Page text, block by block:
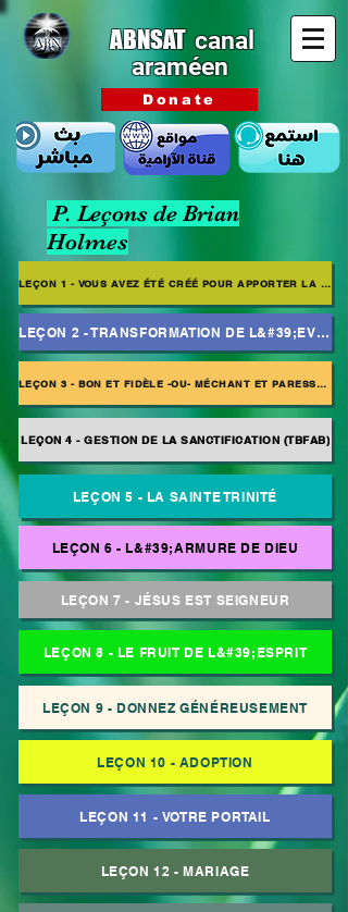
ABNSATcanal
araméen
Donate
P. Leçons de Brian
Holmes
LEÇON 1 - VOUS AVEZ ÉTÉ CRÉÉ POUR APPORTER LA GLOIRE DE DIEU
LEÇON 2 - TRANSFORMATION DE L&#39;EVANGILE
LEÇON 3 - BON ET FIDÈLE -OU- MÉCHANT ET PARESSEUX
LEÇON 4 - GESTION DE LA SANCTIFICATION (TBFAB)
LEÇON 5 - LA SAINTE TRINITÉ
LEÇON 6 - L&#39;ARMURE DE DIEU
LEÇON 7 - JÉSUS EST SEIGNEUR
LEÇON 8 - LE FRUIT DE L&#39;ESPRIT
LEÇON 9 - DONNEZ GÉNÉREUSEMENT
LEÇON 10 - ADOPTION
LEÇON 11 - VOTRE PORTAIL
LEÇON 12 - MARIAGE